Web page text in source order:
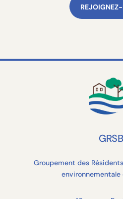
GRSB
Groupement des
environnementale